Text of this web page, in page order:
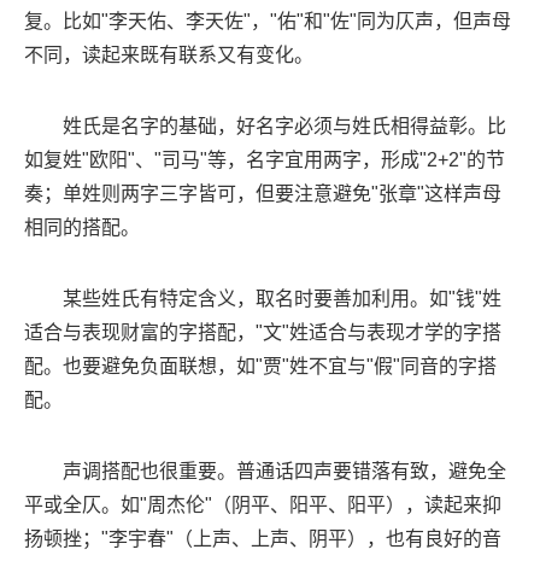
复。比如"李天佑、李天佐"，"佑"和"佐"同为仄声，但声母
不同，读起来既有联系又有变化。
姓氏是名字的基础，好名字必须与姓氏相得益彰。比
如复姓"欧阳"、"司马"等，名字宜用两字，形成"2+2"的节
奏；单姓则两字三字皆可，但要注意避免"张章"这样声母
相同的搭配。
某些姓氏有特定含义，取名时要善加利用。如"钱"姓
适合与表现财富的字搭配，"文"姓适合与表现才学的字搭
配。也要避免负面联想，如"贾"姓不宜与"假"同音的字搭
配。
声调搭配也很重要。普通话四声要错落有致，避免全
平或全仄。如"周杰伦"（阴平、阳平、阳平），读起来抑
扬顿挫；"李宇春"（上声、上声、阴平），也有良好的音